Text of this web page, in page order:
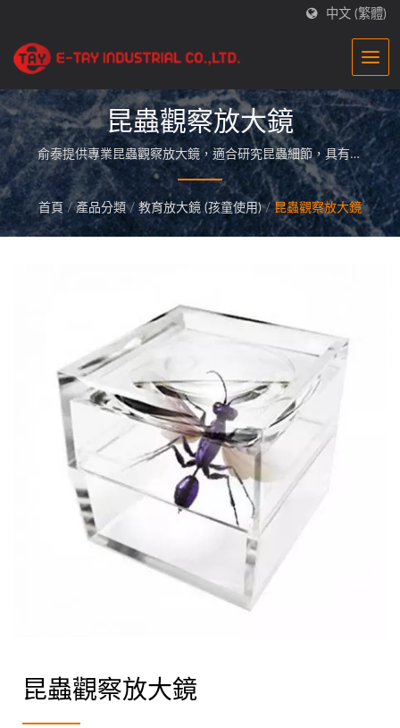
中文 (繁體)
昆蟲觀察放大鏡
俞泰提供專業昆蟲觀察放大鏡，適合研究昆蟲細節，具有高
放大倍率與清晰度，讓觀察更精確。 / 俞泰光學每年都會根
據市場需求開發新型的放大鏡！不僅擁有研發能力外還能提
供放大鏡客製化服務！為您打造獨一無二的放大鏡！
首頁 / 產品分類 / 教育放大鏡 (孩童使用) / 昆蟲觀察放大鏡
昆蟲觀察放大鏡